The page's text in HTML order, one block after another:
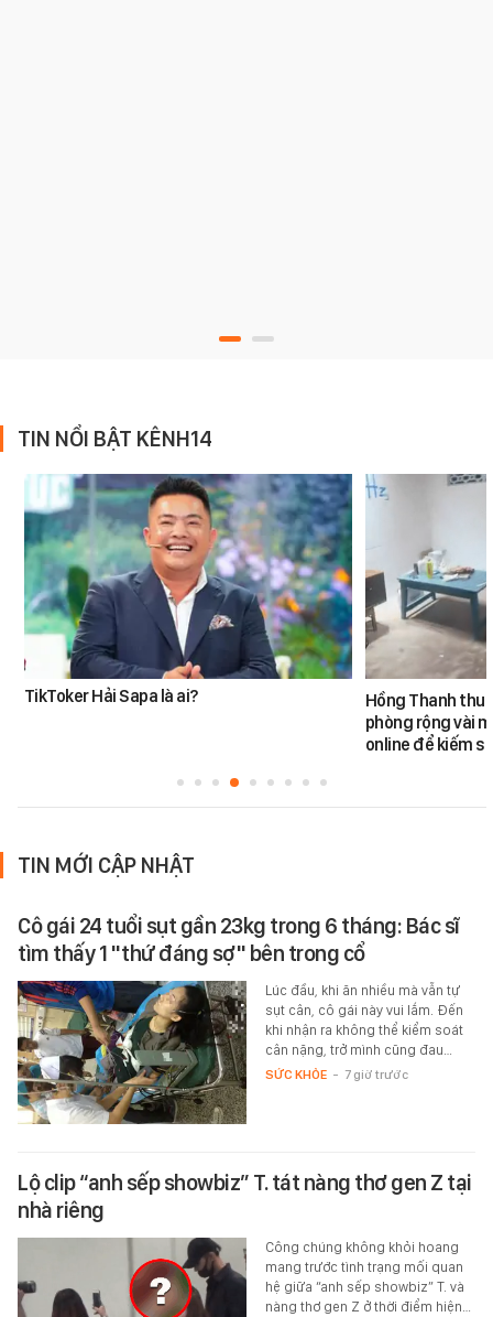
TIN NỔI BẬT KÊNH14
TikToker Hải Sapa là ai?
Hồng Thanh
phòng rộng vài
online để kiếm
TIN MỚI CẬP NHẬT
Cô gái 24 tuổi sụt gần 23kg trong 6 tháng: Bác sĩ
tìm thấy 1 "thứ đáng sợ" bên trong cổ
Lúc đầu, khi ăn nhiều mà vẫn tự
sụt cân, cô gái này vui lắm. Đến
khi nhận ra không thể kiểm soát
cân nặng, trở mình cũng đau…
SỨC KHỎE - 7 giờ trước
Lộ clip “anh sếp showbiz” T. tát nàng thơ gen Z tại
nhà riêng
Công chúng không khỏi hoang
mang trước tình trạng mối quan
hệ giữa “anh sếp showbiz” T. và
nàng thơ gen Z ở thời điểm hiện…